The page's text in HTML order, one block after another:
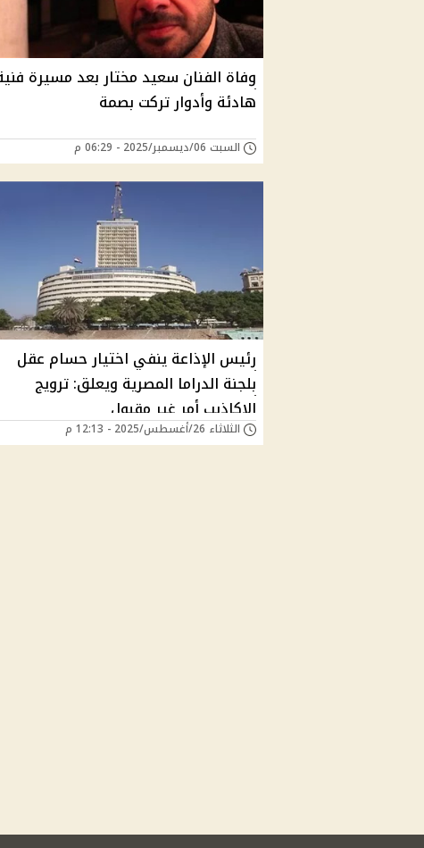
وفاة الفنان سعيد مختار بعد مسيرة
هادئة وأدوار تركت بصمة
السبت 06/ديسمبر/2025 - 06:29 م
رئيس الإذاعة ينفي اختيار حسام عقل
بلجنة الدراما المصرية ويعلق: ترويج
الاكاذيب أمر غير مقبول
الثلاثاء 26/أغسطس/2025 - 12:13 م